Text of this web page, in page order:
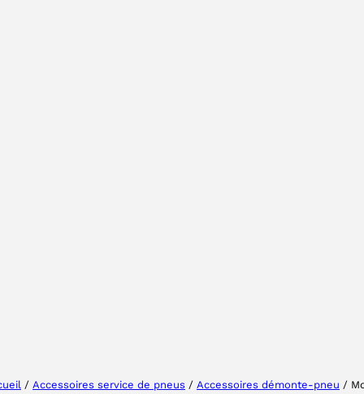
/ Accessoires service de pneus / Accessoires démonte-pneu /